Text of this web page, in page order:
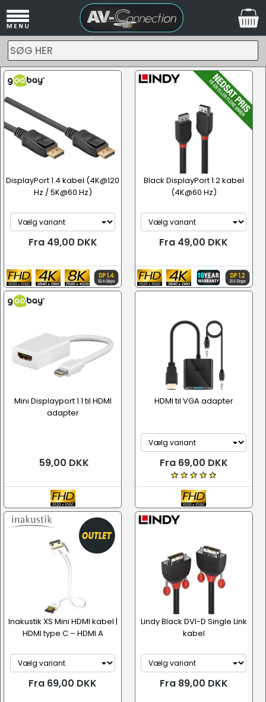
SØG HER
DisplayPort 1.4 kabel (4K@120
Hz / 5K@60 Hz)
Fra 49,00 DKK
Black DisplayPort 1.2 kabel
(4K@60 Hz)
Fra 49,00 DKK
Mini Displayport 1.1 til HDMI
adapter
59,00 DKK
HDMI til VGA adapter
Fra 69,00 DKK
Inakustik XS Mini HDMI kabel |
HDMI type C – HDMI A
Fra 69,00 DKK
Lindy Black DVI-D Single Link
kabel
Fra 89,00 DKK